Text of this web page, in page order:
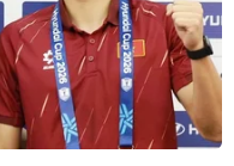
142,2